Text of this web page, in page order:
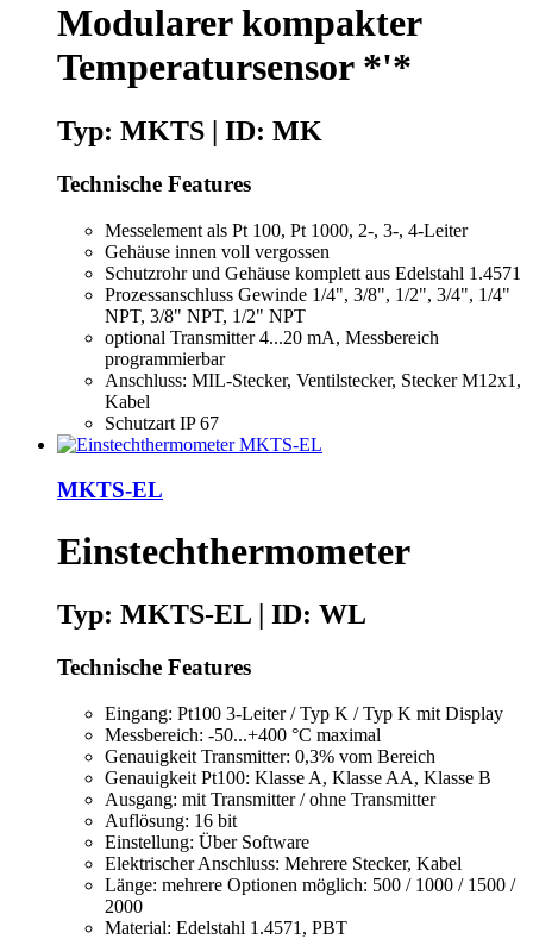
Modularer kompakter
Temperatursensor *'*
Typ: MKTS | ID: MK
Technische Features
Messelement als Pt 100, Pt 1000, 2-, 3-, 4-Leiter
Gehäuse innen voll vergossen
Schutzrohr und Gehäuse komplett aus Edelstahl 1.4571
Prozessanschluss Gewinde 1/4", 3/8", 1/2", 3/4", 1/4"
NPT, 3/8" NPT, 1/2" NPT
optional Transmitter 4...20 mA, Messbereich
programmierbar
Anschluss: MIL-Stecker, Ventilstecker, Stecker M12x1,
Kabel
Schutzart IP 67
MKTS-EL
Einstechthermometer
Typ: MKTS-EL | ID: WL
Technische Features
Eingang: Pt100 3-Leiter / Typ K / Typ K mit Display
Messbereich: -50...+400 °C maximal
Genauigkeit Transmitter: 0,3% vom Bereich
Genauigkeit Pt100: Klasse A, Klasse AA, Klasse B
Ausgang: mit Transmitter / ohne Transmitter
Auflösung: 16 bit
Einstellung: Über Software
Elektrischer Anschluss: Mehrere Stecker, Kabel
Länge: mehrere Optionen möglich: 500 / 1000 / 1500 /
2000
Material: Edelstahl 1.4571, PBT